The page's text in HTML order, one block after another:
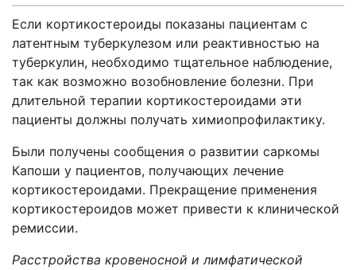
Если кортикостероиды показаны пациентам с
латентным туберкулезом или реактивностью на
туберкулин, необходимо тщательное наблюдение,
так как возможно возобновление болезни. При
длительной терапии кортикостероидами эти
пациенты должны получать химиопрофилактику.
Были получены сообщения о развитии саркомы
Капоши у пациентов, получающих лечение
кортикостероидами. Прекращение применения
кортикостероидов может привести к клинической
ремиссии.
Расстройства кровеносной и лимфатической